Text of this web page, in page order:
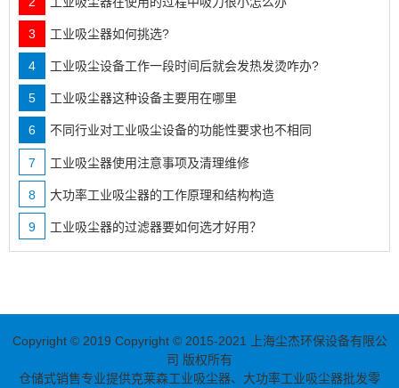
3 工业吸尘器如何挑选?
4 工业吸尘设备工作一段时间后就会发热发烫咋办?
5 工业吸尘器这种设备主要用在哪里
6 不同行业对工业吸尘设备的功能性要求也不相同
7 工业吸尘器使用注意事项及清理维修
8 大功率工业吸尘器的工作原理和结构构造
9 工业吸尘器的过滤器要如何选才好用？
Copyright © 2019 Copyright © 2015-2021 上海尘杰环保设备有限公
司 版权所有
仓储式销售专业提供克莱森工业吸尘器、 大功率工业吸尘器批发零